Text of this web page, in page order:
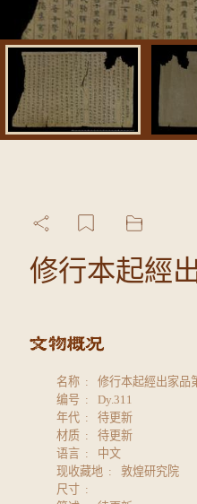
修行本起經
名称
修行本起經出家品
编号
Dy.311
年代
待更新
材质
待更新
语言
中文
现收藏地
敦煌研究院
尺寸